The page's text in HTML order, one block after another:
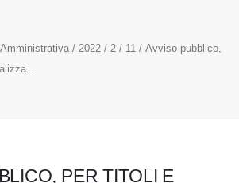
/ 2022 / 2 / 11 / Avviso pubblico,
PER TITOLI E